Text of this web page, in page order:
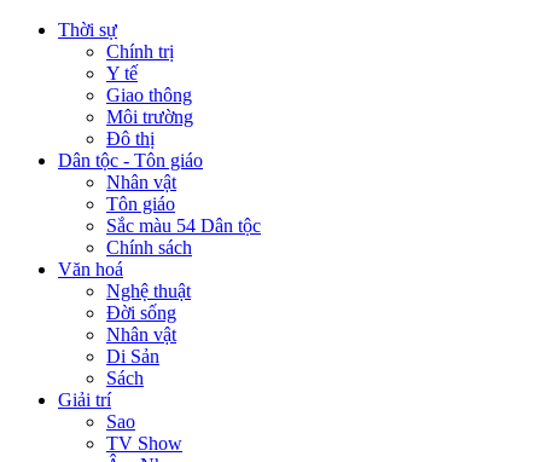
Thời sự
Chính trị
Y tế
Giao thông
Môi trường
Đô thị
Dân tộc - Tôn giáo
Nhân vật
Tôn giáo
Sắc màu 54 Dân tộc
Chính sách
Văn hoá
Nghệ thuật
Đời sống
Nhân vật
Di Sản
Sách
Giải trí
Sao
TV Show